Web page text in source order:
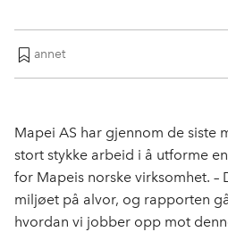
annet
Mapei AS har gjennom de siste
stort stykke arbeid i å utforme
for Mapeis norske virksomhet. –
miljøet på alvor, og rapporten
hvordan vi jobber opp mot